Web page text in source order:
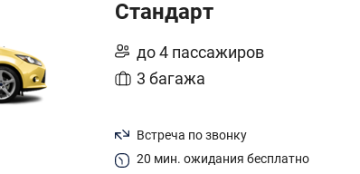
Стандарт
до 4 пассажиров
3 багажа
Встреча по звонку
20 мин. ожидания бесплатно